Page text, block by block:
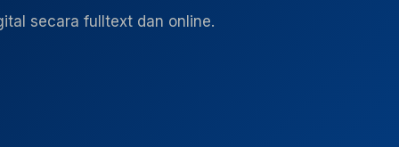
secara fulltext dan online.